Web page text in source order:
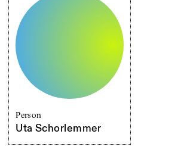
Person
Uta Schorlemmer